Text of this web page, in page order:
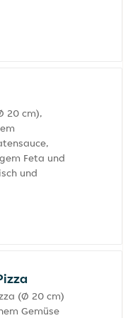
20 cm),
Feta und
und
(Ø 20 cm)
Gemüse